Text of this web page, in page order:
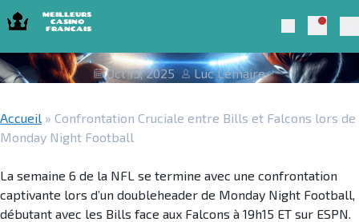
Skip to navigation
Skip to content
Meilleurs Casino Francais 2025
Search
Confrontation Cruciale entre Bills et
Falcons lors de Monday Night Football
Oct 13, 2025 Luc Lemaire
Accueil » Confrontation Cruciale entre Bills et Falcons lors de
Monday Night Football
La semaine 6 de la NFL se termine avec une confrontation
captivante lors d’un doubleheader de Monday Night Football,
débutant avec les Bills face aux Falcons à 19h15 ET sur ESPN.